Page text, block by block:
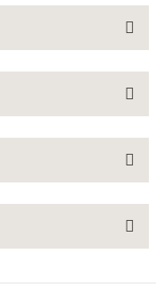
tarafımıza